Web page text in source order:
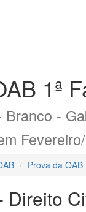
1ª
-
Prova da OAB
Direito